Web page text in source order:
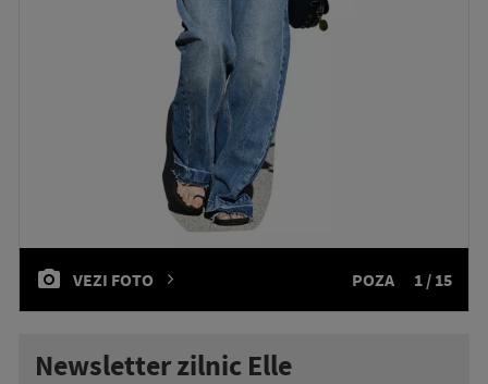
VEZI FOTO POZA 1 / 15
Newsletter zilnic Elle